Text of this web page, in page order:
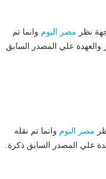
نظر مصر اليوم وانما تم
علي المصدر السابق
مصر اليوم وانما تم نقله
علي المصدر السابق ذكرة.